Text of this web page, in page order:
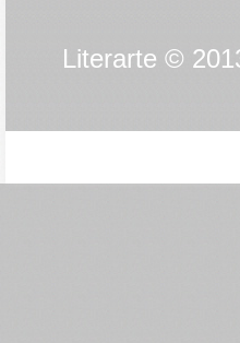
Literarte ©